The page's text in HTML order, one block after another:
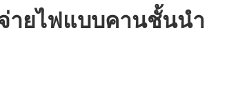
ายไฟแบบคานชั้นนำ